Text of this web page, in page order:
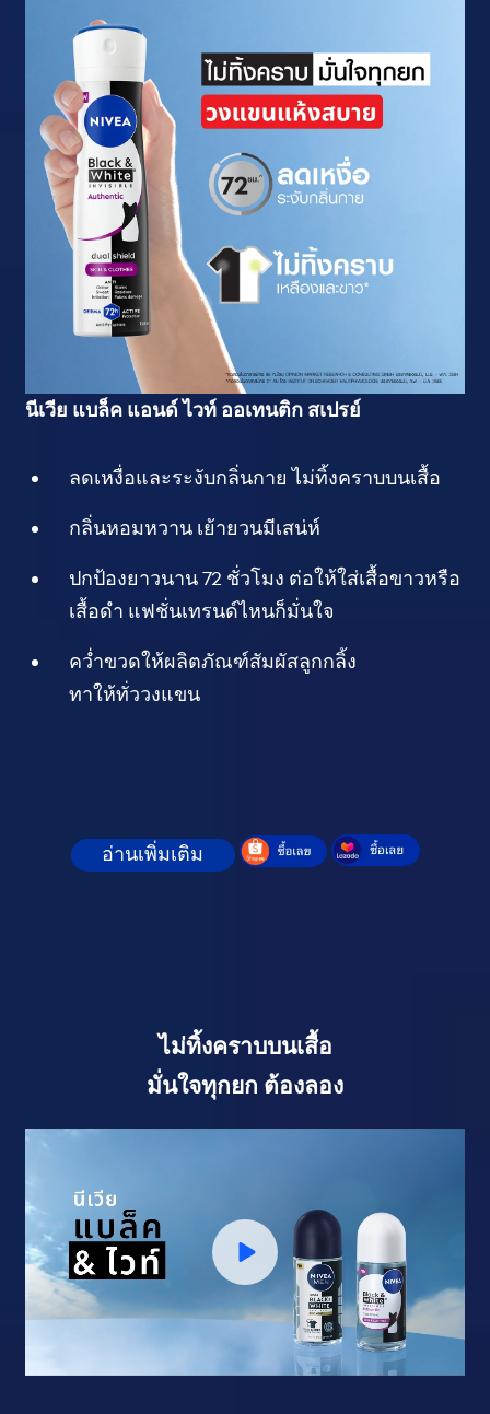
นีเวีย แบล็ค แอนด์ ไวท์ ออเทนติก สเปรย์
ลดเหงื่อและระงับกลิ่นกาย ไม่ทิ้งคราบบนเสื้อ
กลิ่นหอมหวาน เย้ายวนมีเสน่ห์
ปกป้องยาวนาน 72 ชั่วโมง ต่อให้ใส่เสื้อขาวหรือ
เสื้อดำ แฟชั่นเทรนด์ไหนก็มั่นใจ
คว่ำขวดให้ผลิตภัณฑ์สัมผัสลูกกลิ้ง
ทาให้ทั่ววงแขน
อ่านเพิ่มเติม
ไม่ทิ้งคราบบนเสื้อ
มั่นใจทุกยก ต้องลอง